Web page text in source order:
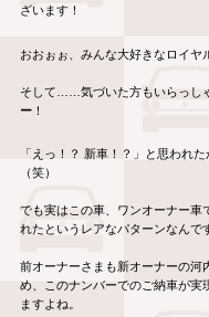
ざいます！
おおぉぉ、みんな大好きなロイヤ
そして……気づいた方もいらっし
ー！
「えっ！？ 新車！？」と思われ
（笑）
でも実はこの車、ワンオーナー車
れたというレアなパターンなんで
前オーナーさまも新オーナーの河
め、このナンバーでのご納車が実
ますよね。